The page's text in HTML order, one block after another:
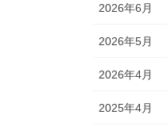
2026年6月
2026年5月
2026年4月
2025年4月